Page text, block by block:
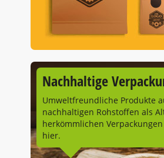
Nachhaltige
Umweltfreundliche Produkte
nachhaltigen Rohstoffen als
herkömmlichen
hier.